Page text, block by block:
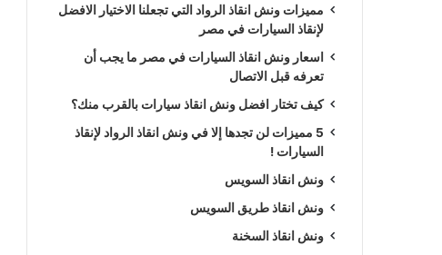
مميزات ونش انقاذ الرواد التي تجعلنا الاختيار الافضل
لإنقاذ السيارات في مصر
اسعار ونش انقاذ السيارات في مصر ما يجب أن
تعرفه قبل الاتصال
كيف تختار افضل ونش انقاذ سيارات بالقرب منك؟
5 مميزات لن تجدها إلا في ونش انقاذ الرواد لإنقاذ
السيارات !
ونش انقاذ السويس
ونش انقاذ طريق السويس
ونش انقاذ السخنة